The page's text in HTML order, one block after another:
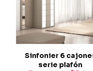
Sinfonier 6
serie plafón